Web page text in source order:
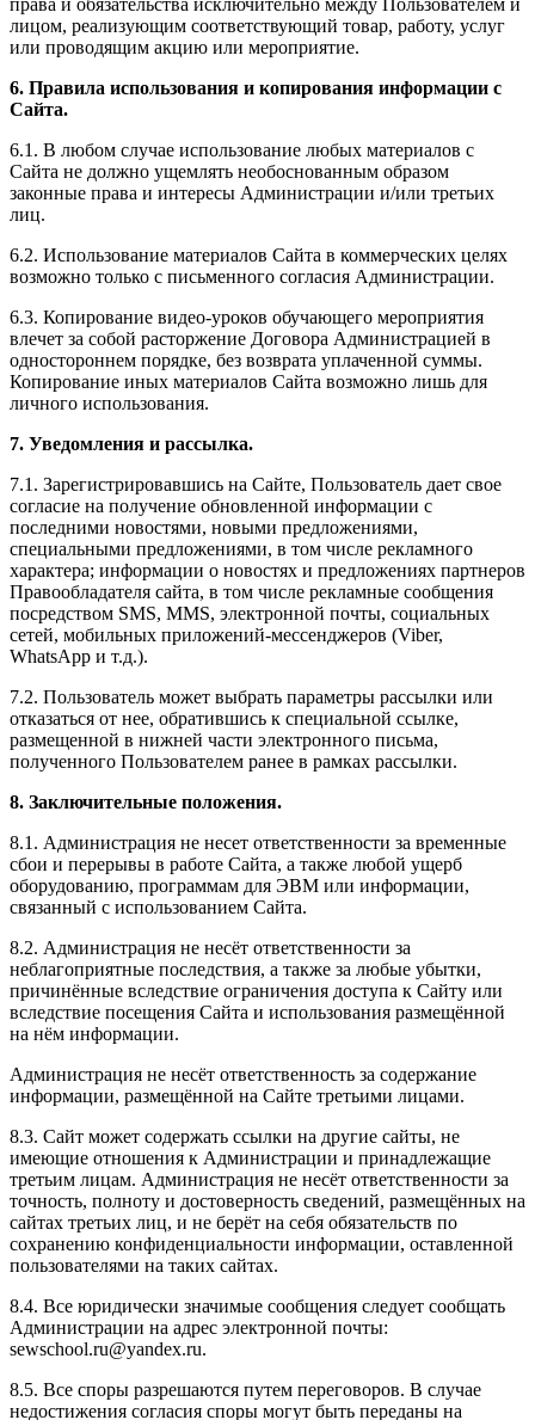
права и обязательства исключительно между Пользователем и
лицом, реализующим соответствующий товар, работу, услуг
или проводящим акцию или мероприятие.
6. Правила использования и копирования информации с
Сайта.
6.1. В любом случае использование любых материалов с
Сайта не должно ущемлять необоснованным образом
законные права и интересы Администрации и/или третьих
лиц.
6.2. Использование материалов Сайта в коммерческих целях
возможно только с письменного согласия Администрации.
6.3. Копирование видео-уроков обучающего мероприятия
влечет за собой расторжение Договора Администрацией в
одностороннем порядке, без возврата уплаченной суммы.
Копирование иных материалов Сайта возможно лишь для
личного использования.
7. Уведомления и рассылка.
7.1. Зарегистрировавшись на Сайте, Пользователь дает свое
согласие на получение обновленной информации с
последними новостями, новыми предложениями,
специальными предложениями, в том числе рекламного
характера; информации о новостях и предложениях партнеров
Правообладателя сайта, в том числе рекламные сообщения
посредством SMS, MMS, электронной почты, социальных
сетей, мобильных приложений-мессенджеров (Viber,
WhatsApp и т.д.).
7.2. Пользователь может выбрать параметры рассылки или
отказаться от нее, обратившись к специальной ссылке,
размещенной в нижней части электронного письма,
полученного Пользователем ранее в рамках рассылки.
8. Заключительные положения.
8.1. Администрация не несет ответственности за временные
сбои и перерывы в работе Сайта, а также любой ущерб
оборудованию, программам для ЭВМ или информации,
связанный с использованием Сайта.
8.2. Администрация не несёт ответственности за
неблагоприятные последствия, а также за любые убытки,
причинённые вследствие ограничения доступа к Сайту или
вследствие посещения Сайта и использования размещённой
на нём информации.
Администрация не несёт ответственность за содержание
информации, размещённой на Сайте третьими лицами.
8.3. Сайт может содержать ссылки на другие сайты, не
имеющие отношения к Администрации и принадлежащие
третьим лицам. Администрация не несёт ответственности за
точность, полноту и достоверность сведений, размещённых на
сайтах третьих лиц, и не берёт на себя обязательств по
сохранению конфиденциальности информации, оставленной
пользователями на таких сайтах.
8.4. Все юридически значимые сообщения следует сообщать
Администрации на адрес электронной почты:
sewschool.ru@yandex.ru.
8.5. Все споры разрешаются путем переговоров. В случае
недостижения согласия споры могут быть переданы на